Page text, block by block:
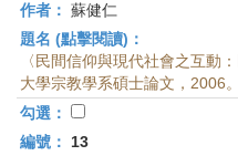
作者： 蘇健仁
題名 (點擊閱讀)：
〈民間信仰與現代社會之互動
大學宗教學系碩士論文，2006。
勾選：
編號：
13